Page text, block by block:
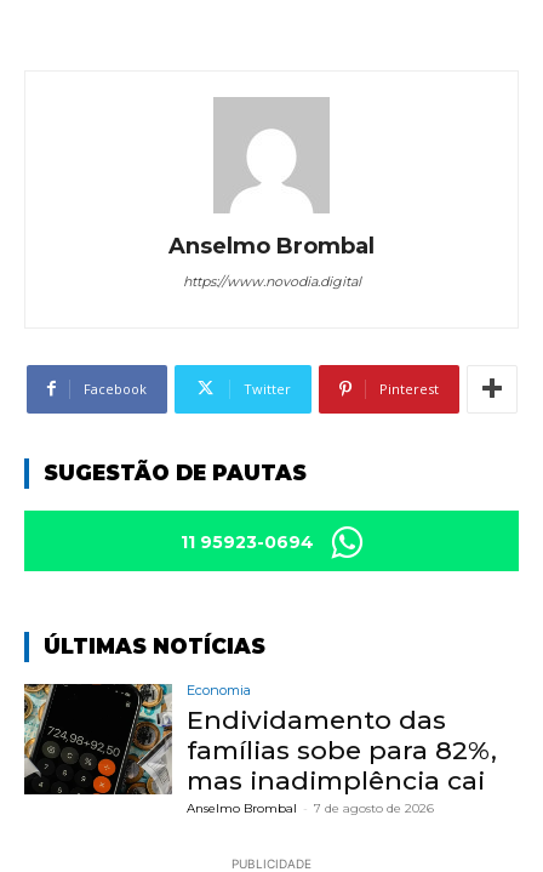
Anselmo Brombal
https://www.novodia.digital
Facebook Twitter Pinterest
SUGESTÃO DE PAUTAS
11 95923-0694
ÚLTIMAS NOTÍCIAS
Economia
Endividamento das
famílias sobe para 82%,
mas inadimplência cai
Anselmo Brombal - 7 de agosto de 2026
PUBLICIDADE